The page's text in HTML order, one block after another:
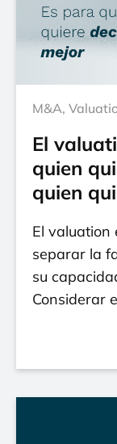
M&A,
El
quien
quien
El valuation
separar la
su
Considerar